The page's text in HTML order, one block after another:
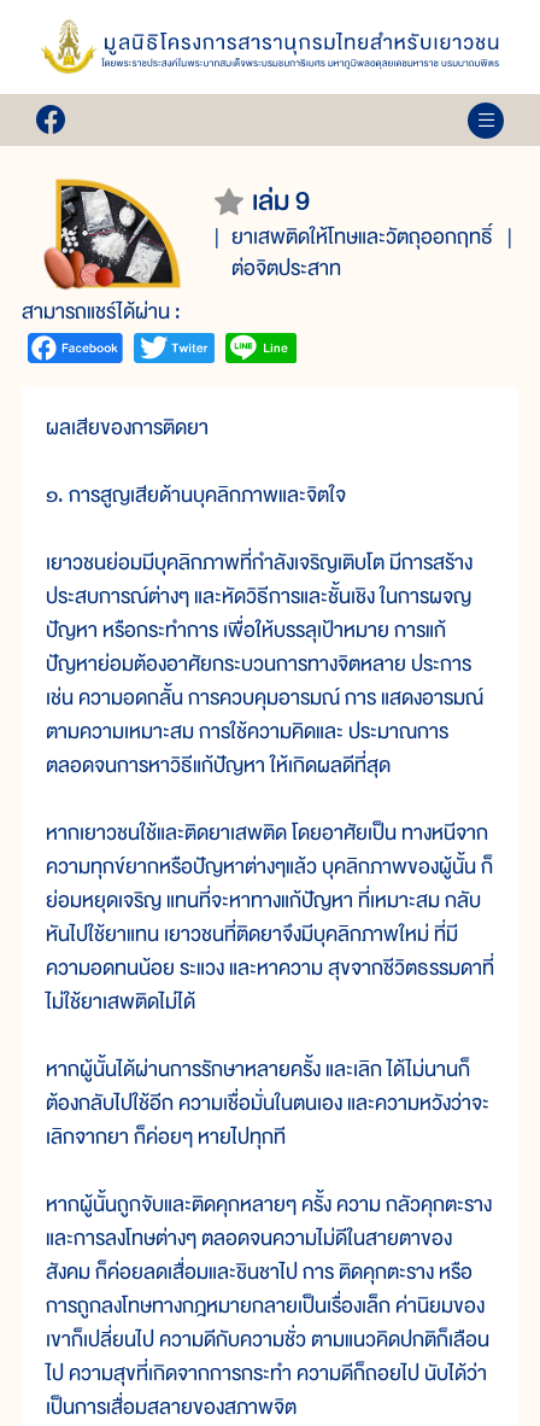
เล่ม 9
ยาเสพติดให้โทษและวัตถุออกฤทธิ์
ต่อจิตประสาท
สามารถแชร์ได้ผ่าน :
ผลเสียของการติดยา
๑. การสูญเสียด้านบุคลิกภาพและจิตใจ
เยาวชนย่อมมีบุคลิกภาพที่กำลังเจริญเติบโต มีการสร้าง
ประสบการณ์ต่างๆ และหัดวิธีการและชั้นเชิง ในการผจญ
ปัญหา หรือกระทำการ เพื่อให้บรรลุเป้าหมาย การแก้
ปัญหาย่อมต้องอาศัยกระบวนการทางจิตหลาย ประการ
เช่น ความอดกลั้น การควบคุมอารมณ์ การ แสดงอารมณ์
ตามความเหมาะสม การใช้ความคิดและ ประมาณการ
ตลอดจนการหาวิธีแก้ปัญหา ให้เกิดผลดีที่สุด
หากเยาวชนใช้และติดยาเสพติด โดยอาศัยเป็น ทางหนีจาก
ความทุกข์ยากหรือปัญหาต่างๆแล้ว บุคลิกภาพของผู้นั้น ก็
ย่อมหยุดเจริญ แทนที่จะหาทางแก้ปัญหา ที่เหมาะสม กลับ
หันไปใช้ยาแทน เยาวชนที่ติดยาจึงมีบุคลิกภาพใหม่ ที่มี
ความอดทนน้อย ระแวง และหาความ สุขจากชีวิตธรรมดาที่
ไม่ใช้ยาเสพติดไม่ได้
หากผู้นั้นได้ผ่านการรักษาหลายครั้ง และเลิก ได้ไม่นานก็
ต้องกลับไปใช้อีก ความเชื่อมั่นในตนเอง และความหวังว่าจะ
เลิกจากยา ก็ค่อยๆ หายไปทุกที
หากผู้นั้นถูกจับและติดคุกหลายๆ ครั้ง ความ กลัวคุกตะราง
และการลงโทษต่างๆ ตลอดจนความไม่ดีในสายตาของ
สังคม ก็ค่อยลดเสื่อมและชินชาไป การ ติดคุกตะราง หรือ
การถูกลงโทษทางกฎหมายกลายเป็นเรื่องเล็ก ค่านิยมของ
เขาก็เปลี่ยนไป ความดีกับความชั่ว ตามแนวคิดปกติก็เลือน
ไป ความสุขที่เกิดจากการกระทำ ความดีก็ถอยไป นับได้ว่า
เป็นการเสื่อมสลายของสภาพจิต